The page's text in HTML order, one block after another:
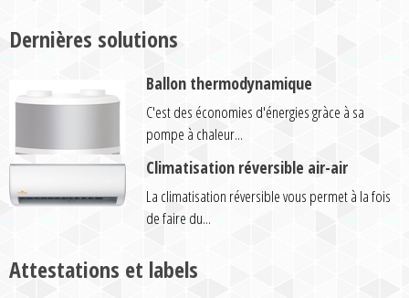
Dernières solutions
Ballon thermodynamique
C'est des économies d'énergies gràce à sa
pompe à chaleur...
Climatisation réversible air-air
La climatisation réversible vous permet à la fois
de faire du...
Attestations et labels